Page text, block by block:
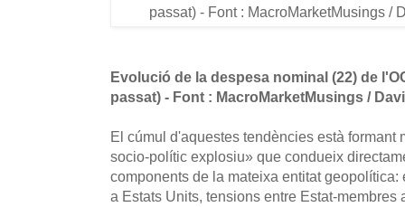
Evolució de la despesa nominal (22) de
passat) - Font : MacroMarketMusings /
El cúmul d'aquestes tendències està formant
socio-polític explosiu» que condueix
components de la mateixa entitat geopolítica:
a Estats Units, tensions entre Estat-membres